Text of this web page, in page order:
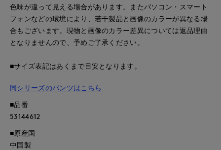
色味が違って見える場合があります。またパソコン・スマート
フォンなどの環境により、若干製品と画像のカラーが異なる場
合もございます。現物と画像のカラー差異については返品理由
となりませんので、予めご了承ください。
■サイズ表記はあくまで目安となります。
同シリーズのパンツはこちら
■品番
53144612
■原産国
中国製